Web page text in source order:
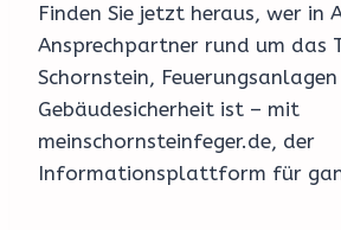
Finden Sie jetzt heraus, wer in
Ansprechpartner rund um das
Schornstein,
Gebäudesicherheit ist – mit
meinschornsteinfeger.de, der
Informationsplattform für